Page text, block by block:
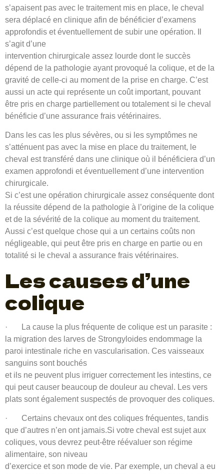
s’apaisent pas avec le traitement mis en place, le cheval
sera déplacé en clinique afin de bénéficier d’examens
approfondis et éventuellement de subir une opération. Il
s’agit d’une
intervention chirurgicale assez lourde dont le succès
dépend de la pathologie ayant provoqué la colique, et de la
gravité de celle-ci au moment de la prise en charge. C’est
aussi un acte qui représente un coût important, pouvant
être pris en charge partiellement ou totalement si le cheval
bénéficie d’une assurance frais vétérinaires.
Dans les cas les plus sévères, ou si les symptômes ne
s’atténuent pas avec la mise en place du traitement, le
cheval est transféré dans une clinique où il bénéficiera d’un
examen approfondi et éventuellement d’une intervention
chirurgicale.
Si c’est une opération chirurgicale assez conséquente dont
la réussite dépend de la pathologie à l’origine de la colique
et de la sévérité de la colique au moment du traitement.
Aussi c’est quelque chose qui a un certains coûts non
négligeable, qui peut être pris en charge en partie ou en
totalité si le cheval a assurance frais vétérinaires.
Les causes d’une
colique
· La cause la plus fréquente de colique est un parasite :
la migration des larves de Strongyloides endommage la
paroi intestinale riche en vascularisation. Ces vaisseaux
sanguins sont bouchés
et ils ne peuvent plus irriguer correctement les intestins, ce
qui peut causer beaucoup de douleur au cheval. Les vers
plats sont également suspectés de provoquer des coliques.
· Certains chevaux ont des coliques fréquentes, tandis
que d’autres n’en ont jamais.Si votre cheval est sujet aux
coliques, vous devrez peut-être réévaluer son régime
alimentaire, son niveau
d’exercice et son mode de vie. Par exemple, un cheval a eu